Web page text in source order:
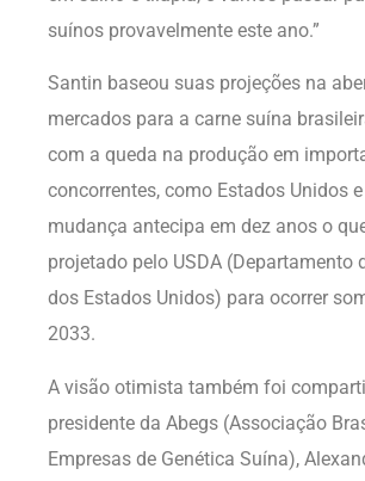
suínos provavelmente este ano.”
Santin baseou suas projeções na
mercados para a carne suína
com a queda na produção em
concorrentes, como Estados Unidos
mudança antecipa em dez anos o
projetado pelo USDA (Departamento
dos Estados Unidos) para ocorrer
2033.
A visão otimista também foi
presidente da Abegs (Associação
Empresas de Genética Suína),